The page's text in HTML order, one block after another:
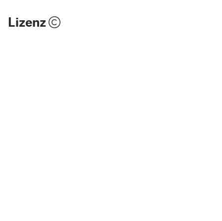
Lizenz